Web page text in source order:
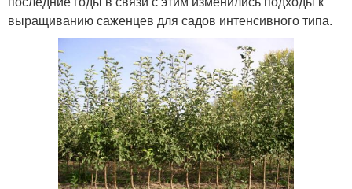
выращиванию саженцев для садов интенсивного типа.